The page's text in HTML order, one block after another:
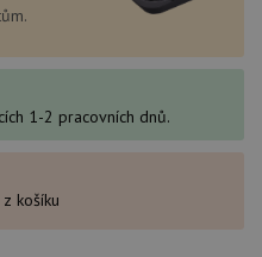
1-2 pracovních dnů.
košíku